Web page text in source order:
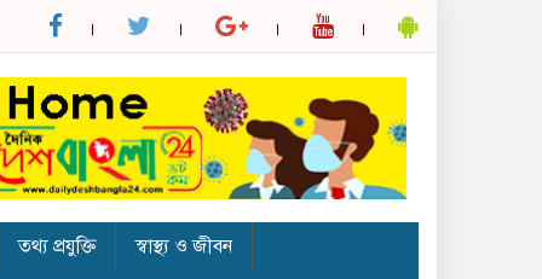
তথ্য প্রযুক্তি
স্বাস্থ্য ও জীবন